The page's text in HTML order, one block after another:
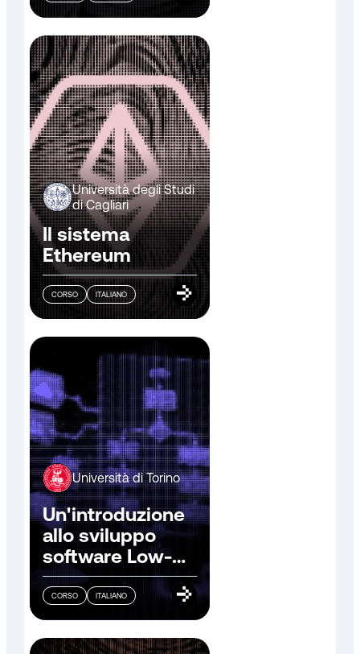
Università degli Studi
di Cagliari
Il sistema
Ethereum
CORSO ITALIANO
Università di Torino
Un'introduzione
allo sviluppo
software Low-
Code/No-Code
CORSO ITALIANO